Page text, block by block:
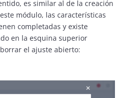
es similar al de la creación
módulo, las características
completadas y existe
en la esquina superior
el ajuste abierto: